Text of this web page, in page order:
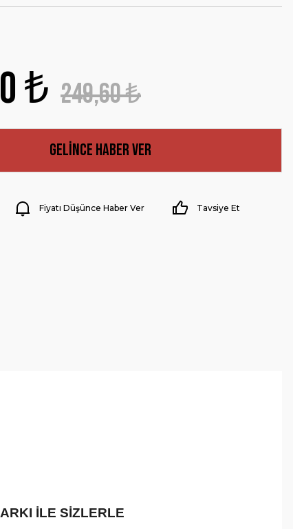
₺ 249,60 ₺
Gelince Haber Ver
Fiyatı Düşünce Haber Ver Tavsiye Et
İLE SİZLERLE